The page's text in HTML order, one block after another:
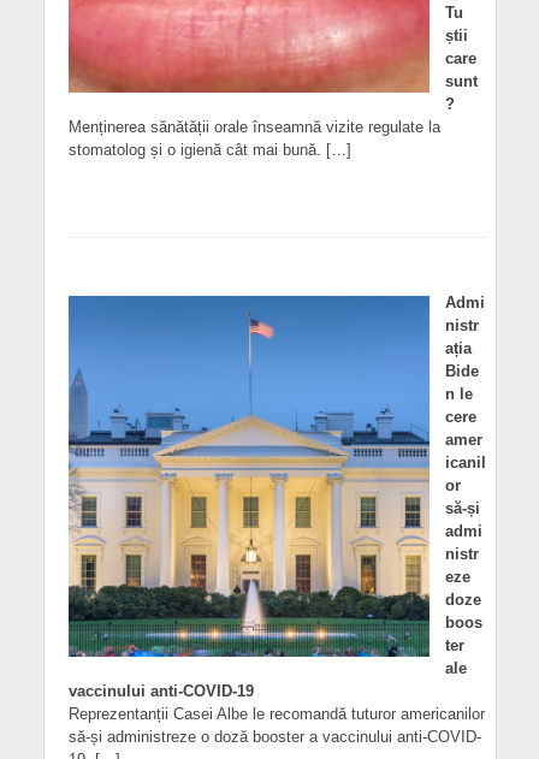
Tu
știi
care
sunt
?
Menținerea sănătății orale înseamnă vizite regulate la
stomatolog și o igienă cât mai bună. […]
Admi
nistr
ația
Bide
n le
cere
amer
icanil
or
să-și
admi
nistr
eze
doze
boos
ter
ale
vaccinului anti-COVID-19
Reprezentanții Casei Albe le recomandă tuturor americanilor
să-și administreze o doză booster a vaccinului anti-COVID-